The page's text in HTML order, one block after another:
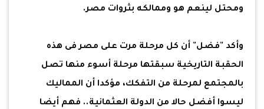
ومحتل لينعم هو وممالكه بثروات مصر.
وأكد "فضل" أن كل مرحلة مرت على مصر فى هذه
الحقبة التاريخية سبقتها مرحلة أسوء منها تصل
بالمجتمع لمرحلة من التفكك، مؤكدا أن المماليك
ليسوا أفضل حالا من الدولة العثمانية.. فهم أيضا